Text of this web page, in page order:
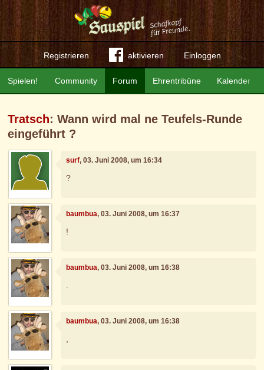
Registrieren aktivieren Einloggen
Community Forum Ehrentribüne Kalender
Spielen!
Tratsch: Wann wird mal ne Teufels-Runde
eingeführt ?
surf, 03. Juni 2008, um 16:34
?
baumbua, 03. Juni 2008, um 16:37
!
baumbua, 03. Juni 2008, um 16:38
baumbua, 03. Juni 2008, um 16:38